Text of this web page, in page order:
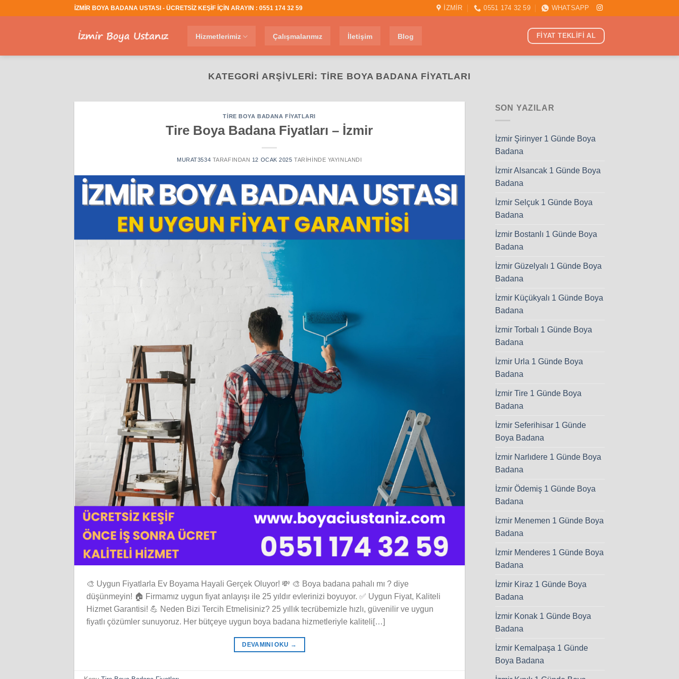
atla
İZMİR BOYA BADANA USTASI - ÜCRETSİZ KEŞİF İÇİN ARAYIN : 0551 174 32 59 İZMİR 0551 174 32 59 WHATSAPP
Hizmetlerimiz Çalışmalarımız İletişim Blog FİYAT TEKLİFİ AL
KATEGORI ARŞIVLERI:TIRE BOYA BADANA FIYATLARI
TIRE BOYA BADANA FIYATLARI
Tire Boya Badana Fiyatları – İzmir
MURAT3534 TARAFINDAN 12 OCAK 2025 TARIHINDE YAYINLANDI
🎨 Uygun Fiyatlarla Ev Boyama Hayali Gerçek Oluyor! 💸 🎨 Boya badana pahalı mı ? diye
düşünmeyin! 🏠 Firmamız uygun fiyat anlayışı ile 25 yıldır evlerinizi boyuyor. ✅ Uygun Fiyat, Kaliteli
Hizmet Garantisi! 💪 Neden Bizi Tercih Etmelisiniz? 25 yıllık tecrübemizle hızlı, güvenilir ve uygun
fiyatlı çözümler sunuyoruz. Her bütçeye uygun boya badana hizmetleriyle kaliteli[…]
DEVAMINI OKU →
SON YAZILAR
İzmir Şirinyer 1 Günde Boya
Badana
İzmir Alsancak 1 Günde Boya
Badana
İzmir Selçuk 1 Günde Boya
Badana
İzmir Bostanlı 1 Günde Boya
Badana
İzmir Güzelyalı 1 Günde Boya
Badana
İzmir Küçükyalı 1 Günde Boya
Badana
İzmir Torbalı 1 Günde Boya
Badana
İzmir Urla 1 Günde Boya
Badana
İzmir Tire 1 Günde Boya
Badana
İzmir Seferihisar 1 Günde
Boya Badana
İzmir Narlıdere 1 Günde Boya
Badana
İzmir Ödemiş 1 Günde Boya
Badana
İzmir Menemen 1 Günde Boya
Badana
İzmir Menderes 1 Günde Boya
Badana
İzmir Kiraz 1 Günde Boya
Badana
İzmir Konak 1 Günde Boya
Badana
İzmir Kemalpaşa 1 Günde
Boya Badana